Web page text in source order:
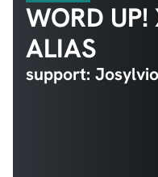
WORD UP!
ALIAS
support: